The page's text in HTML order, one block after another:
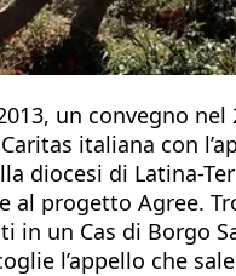
un convegno
italiana con
diocesi di Latina-
al progetto Agree.
un Cas di Borgo
l’appello che